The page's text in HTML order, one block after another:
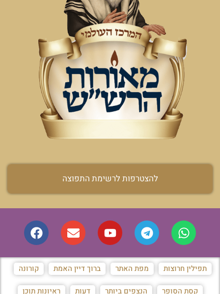
להצטרפות לרשימת התפוצה
תפילין חרוצות מפת האתר ברוך דיין האמת קורונה
קסת הסופר הנצפים ביותר דעות ראיונות תוכן